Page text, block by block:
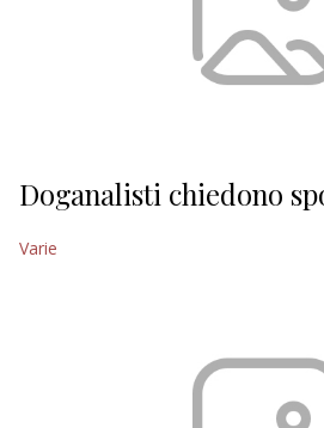
Doganalisti chiedono
Varie